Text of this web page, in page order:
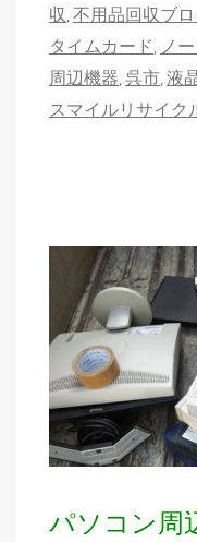
収,不用品回収ブ
タイムカード, ノ
周辺機器,呉市,液
スマイルリサイク
パソコン周